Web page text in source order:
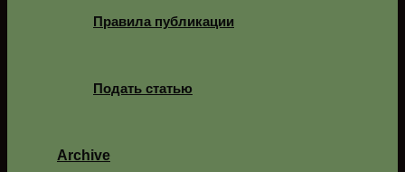
Правила публикации
Подать статью
Archive